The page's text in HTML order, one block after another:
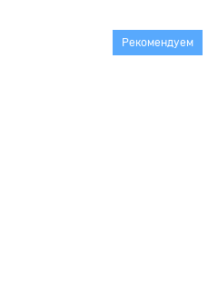
Рекомендуем